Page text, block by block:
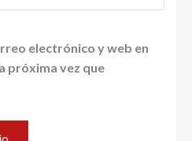
electrónico y web en
próxima vez que